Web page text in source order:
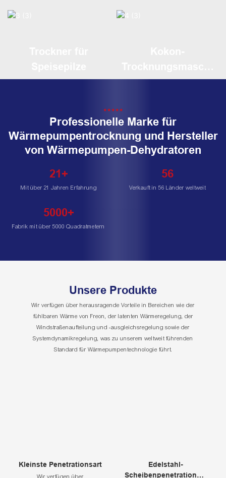
ne
★★★★★
Professionelle Marke für
Wärmepumpentrocknung und Hersteller
von Wärmepumpen-Dehydratoren
21+
Mit über 21 Jahren Erfahrung
56
Verkauft in 56 Länder weltweit
5000+
Fabrik mit über 5000 Quadratmetern
Unsere Produkte
Wir verfügen über herausragende Vorteile in Bereichen wie der
fühlbaren Wärme von Freon, der latenten Wärmeregelung, der
Windstraßenaufteilung und -ausgleichsregelung sowie der
Systemdynamikregelung, was zu unserem weltweit führenden
Standard für Wärmepumpentechnologie führt.
Kleinste Penetrationsart
Edelstahl-
Scheibenpenetrationsty